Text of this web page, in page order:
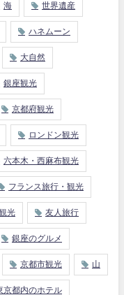
海 世界遺産
ハネムーン
大自然
銀座観光
京都府観光
ロンドン観光
六本木・西麻布観光
フランス旅行・観光
光 友人旅行
銀座のグルメ
京都市観光 山
京都内のホテル